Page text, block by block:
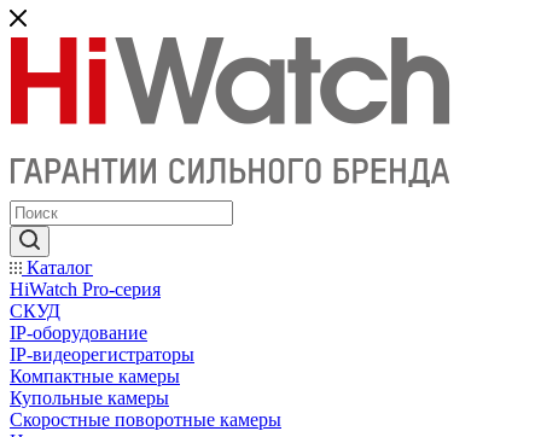
Каталог
HiWatch Pro-серия
CКУД
IP-оборудование
IP-видеорегистраторы
Компактные камеры
Купольные камеры
Скоростные поворотные камеры